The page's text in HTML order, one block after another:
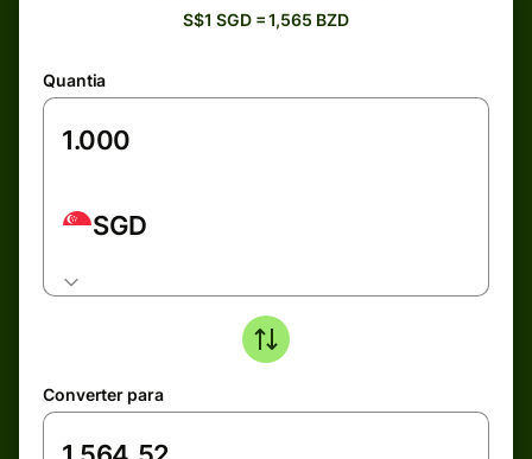
S$1 SGD = 1,565 BZD
Quantia
SGD
Converter para